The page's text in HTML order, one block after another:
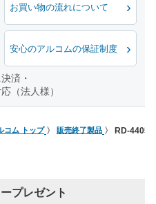
お買い物の流れについて
安心のアルコムの保証制度
済・
（法人様）
コム トップ 販売終了製品 RD-4405
プレゼント